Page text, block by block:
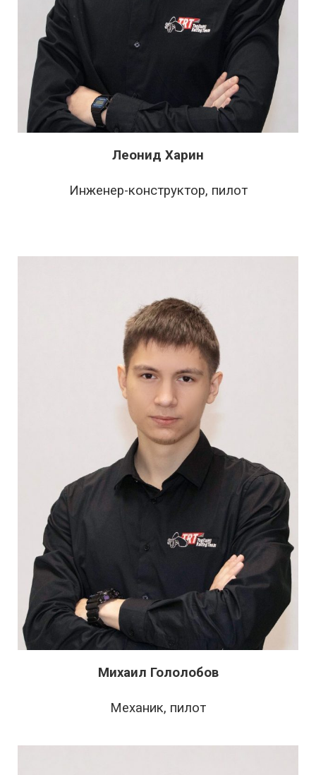
Леонид Харин
Инженер-конструктор, пилот
Михаил Гололобов
Механик, пилот